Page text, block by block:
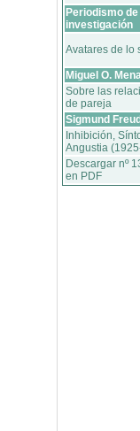
Periodismo de
investigación
Avatares de lo
Miguel O.
Sobre las
de pareja
Sigmund Freud
Inhibición,
Angustia
Descargar nº
en PDF